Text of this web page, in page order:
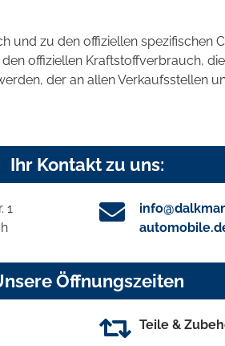
und zu den offiziellen spezifischen
offiziellen Kraftstoffverbrauch,
der an allen Verkaufsstellen
Ihr Kontakt zu uns:
1
Öffnungszeiten
Teile &